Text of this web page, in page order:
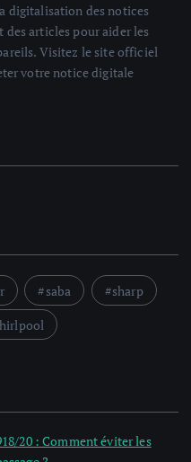
digitalisation des notices
articles pour aider les
Visitez le site officiel
votre notice digitale
saba
sharp
20 : Comment éviter les